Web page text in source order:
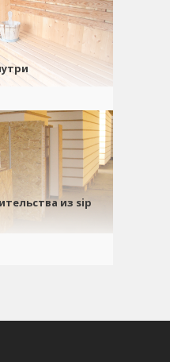
из sip